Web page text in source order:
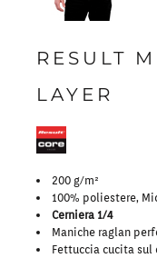
RESULT
LAYER
200 g/m²
100% poliestere,
Cerniera 1/4
Maniche raglan
Fettuccia cucita sul